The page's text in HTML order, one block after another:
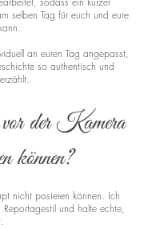
selben Tag für euch und eure
an euren Tag angepasst,
so authentisch und
der Kamera
können?
nicht posieren können. Ich
und halte echte,